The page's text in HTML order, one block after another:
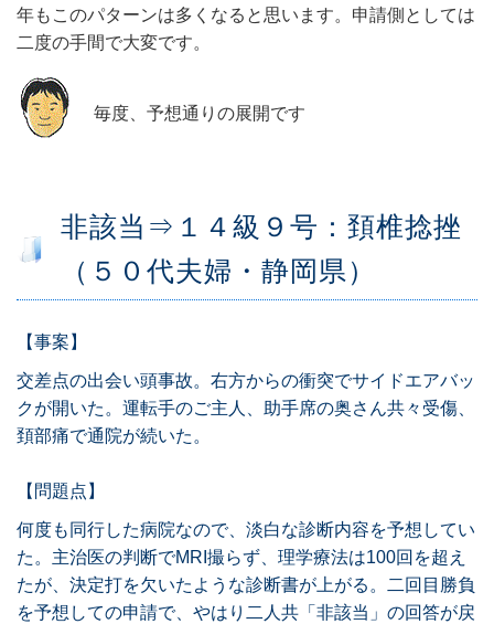
年もこのパターンは多くなると思います。申請側としては
二度の手間で大変です。
毎度、予想通りの展開です
非該当⇒１４級９号：頚椎捻挫
（５０代夫婦・静岡県）
【事案】
交差点の出会い頭事故。右方からの衝突でサイドエアバッ
クが開いた。運転手のご主人、助手席の奥さん共々受傷、
頚部痛で通院が続いた。
【問題点】
何度も同行した病院なので、淡白な診断内容を予想してい
た。主治医の判断でMRI撮らず、理学療法は100回を超え
たが、決定打を欠いたような診断書が上がる。二回目勝負
を予想しての申請で、やはり二人共「非該当」の回答が戻